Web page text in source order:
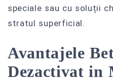
speciale sau cu soluții
stratul superficial.
Avantajele
Dezactivat in